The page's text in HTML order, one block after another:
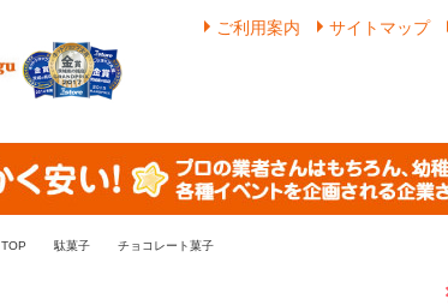
ご利用案内 サイトマップ
TOP 駄菓子 チョコレート菓子